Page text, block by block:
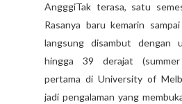
AngggiTak terasa, satu
Rasanya baru kemarin
langsung disambut dengan
hingga 39 derajat
pertama di University of
jadi pengalaman yang